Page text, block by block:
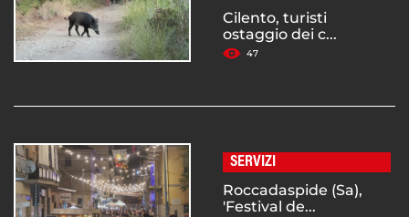
Cilento, turisti
ostaggio dei c...
47
SERVIZI
Roccadaspide (Sa),
'Festival de...